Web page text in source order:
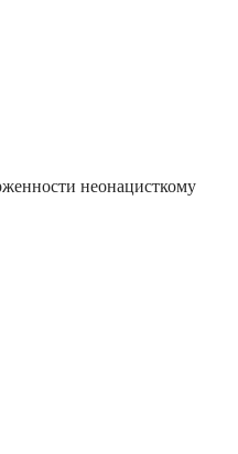
неонацисткому